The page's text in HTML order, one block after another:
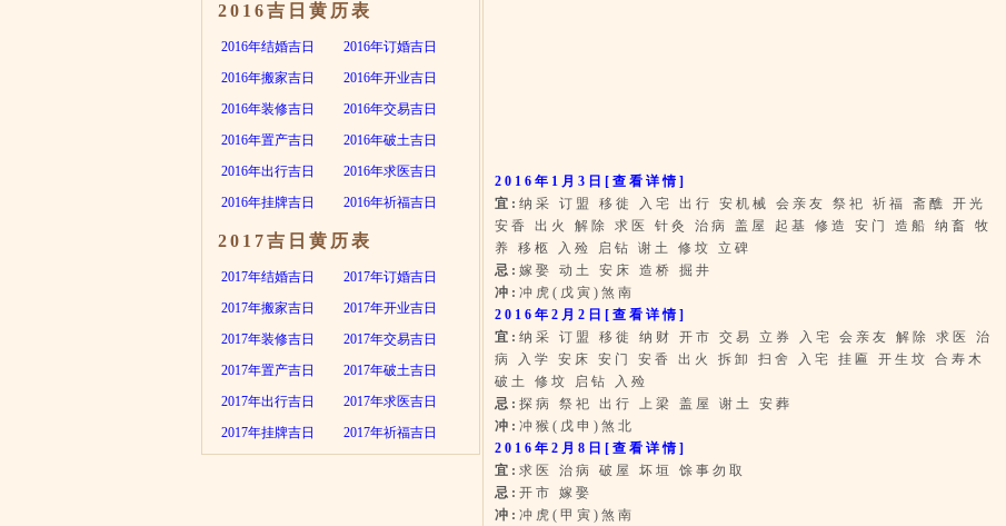
2016吉日黄历表
2016年结婚吉日
2016年订婚吉日
2016年搬家吉日
2016年开业吉日
2016年装修吉日
2016年交易吉日
2016年置产吉日
2016年破土吉日
2016年出行吉日
2016年求医吉日
2016年挂牌吉日
2016年祈福吉日
2017吉日黄历表
2017年结婚吉日
2017年订婚吉日
2017年搬家吉日
2017年开业吉日
2017年装修吉日
2017年交易吉日
2017年置产吉日
2017年破土吉日
2017年出行吉日
2017年求医吉日
2017年挂牌吉日
2017年祈福吉日
2016年1月3日 [查看详情]
宜: 纳采 订盟 移徙 入宅 出行 安机械 会亲友 祭祀 祈福 斋醮 开光
安香 出火 解除 求医 针灸 治病 盖屋 起基 修造 安门 造船 纳畜 牧
养 移柩 入殓 启钻 谢土 修坟 立碑
忌: 嫁娶 动土 安床 造桥 掘井
冲: 冲虎(戊寅)煞南
2016年2月2日 [查看详情]
宜: 纳采 订盟 移徙 纳财 开市 交易 立券 入宅 会亲友 解除 求医 治
病 入学 安床 安门 安香 出火 拆卸 扫舍 入宅 挂匾 开生坟 合寿木
破土 修坟 启钻 入殓
忌: 探病 祭祀 出行 上梁 盖屋 谢土 安葬
冲: 冲猴(戊申)煞北
2016年2月8日 [查看详情]
宜: 求医 治病 破屋 坏垣 馀事勿取
忌: 开市 嫁娶
冲: 冲虎(甲寅)煞南